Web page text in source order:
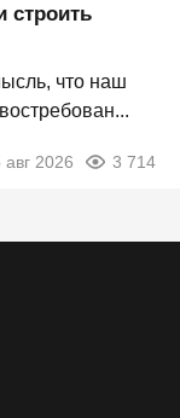
строить
что наш
авг 2026 3 714